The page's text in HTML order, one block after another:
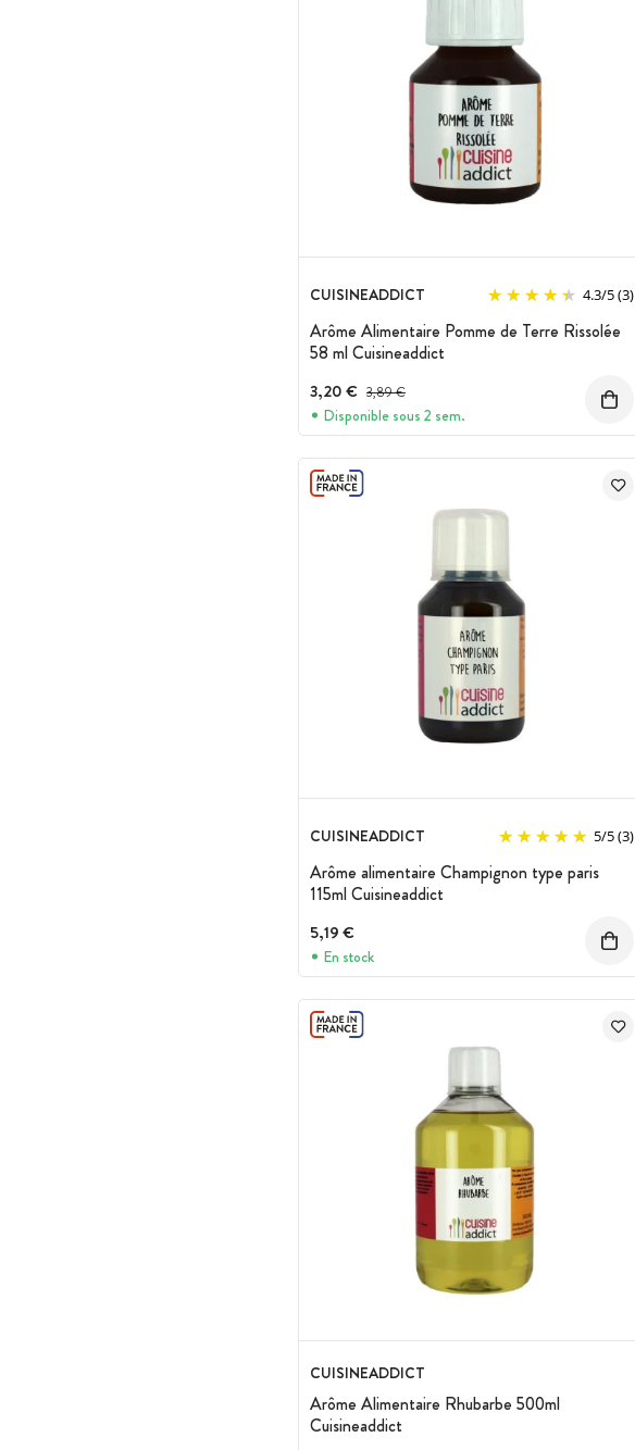
CUISINEADDICT 4.3/5(3)
Arôme Alimentaire Pomme de Terre Rissolée
58 ml Cuisineaddict
3,20 € Prix avant réduction :
3,89 €
Disponible sous 2 sem.
CUISINEADDICT 5/5(3)
Arôme alimentaire Champignon type paris
115ml Cuisineaddict
5,19 €
En stock
CUISINEADDICT
Arôme Alimentaire Rhubarbe 500ml
Cuisineaddict